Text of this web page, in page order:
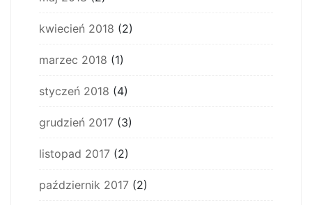
kwiecień 2018 (2)
marzec 2018 (1)
styczeń 2018 (4)
grudzień 2017 (3)
listopad 2017 (2)
październik 2017 (2)